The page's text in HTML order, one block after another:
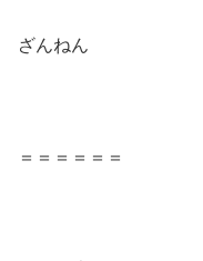
ざんねん
＝＝＝＝＝＝